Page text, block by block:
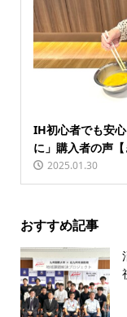
IH初心者でも安
に」購入者の声
2025.01.30
おすすめ記事